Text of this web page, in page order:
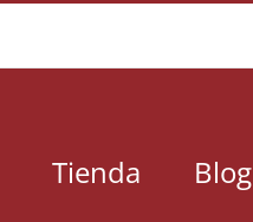
Tienda Blog